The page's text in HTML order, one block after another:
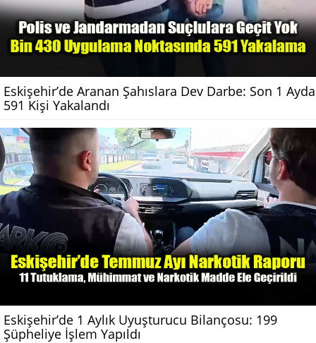
Eskişehir’de Aranan Şahıslara Dev Darbe: Son 1 Ayda
591 Kişi Yakalandı
Eskişehir’de 1 Aylık Uyuşturucu Bilançosu: 199
Şüpheliye İşlem Yapıldı